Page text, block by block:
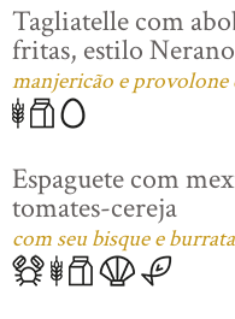
Tagliatelle com
fritas, estilo Nerano
manjericão e provolone
Espaguete com
tomates-cereja
com seu bisque e burrata